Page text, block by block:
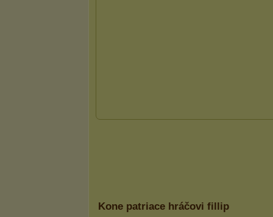
Kone patriace hráčovi fillip